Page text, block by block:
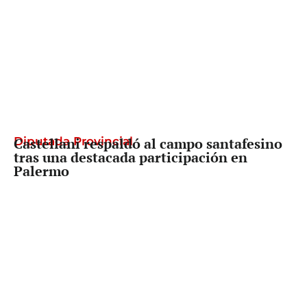
Diputada Provincial
Castellani respaldó al campo santafesino
tras una destacada participación en
Palermo